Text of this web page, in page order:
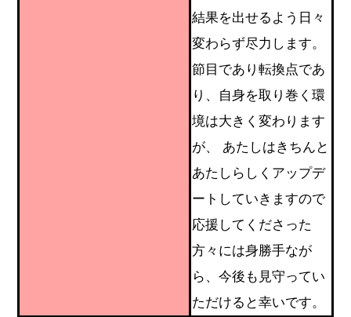
結果を出せるよう日々
変わらず尽力します。
節目であり転換点であ
り、自身を取り巻く環
境は大きく変わります
が、 あたしはきちんと
あたしらしくアップデ
ートしていきますので
応援してくださった
方々には身勝手なが
ら、今後も見守ってい
ただけると幸いです。